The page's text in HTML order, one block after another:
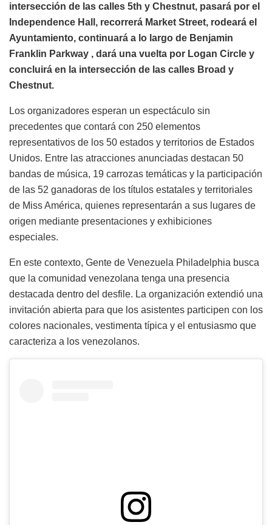
intersección de las calles 5th y Chestnut, pasará por el
Independence Hall, recorrerá Market Street, rodeará el
Ayuntamiento, continuará a lo largo de Benjamin
Franklin Parkway , dará una vuelta por Logan Circle y
concluirá en la intersección de las calles Broad y
Chestnut.
Los organizadores esperan un espectáculo sin
precedentes que contará con 250 elementos
representativos de los 50 estados y territorios de Estados
Unidos. Entre las atracciones anunciadas destacan 50
bandas de música, 19 carrozas temáticas y la participación
de las 52 ganadoras de los títulos estatales y territoriales
de Miss América, quienes representarán a sus lugares de
origen mediante presentaciones y exhibiciones
especiales.
En este contexto, Gente de Venezuela Philadelphia busca
que la comunidad venezolana tenga una presencia
destacada dentro del desfile. La organización extendió una
invitación abierta para que los asistentes participen con los
colores nacionales, vestimenta típica y el entusiasmo que
caracteriza a los venezolanos.